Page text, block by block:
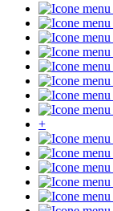
+